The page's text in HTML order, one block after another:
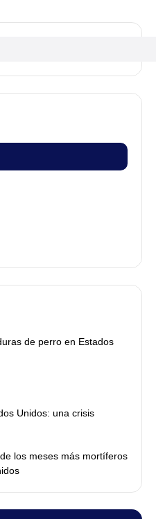
de perro en Estados
Unidos: una crisis
los meses más mortíferos